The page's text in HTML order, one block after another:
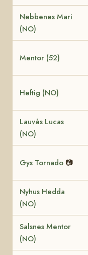
Nebbenes Mari
(NO)
Mentor (52)
Heftig (NO)
Lauvås Lucas
(NO)
Gys Tornado 📷
Nyhus Hedda
(NO)
Salsnes Mentor
(NO)